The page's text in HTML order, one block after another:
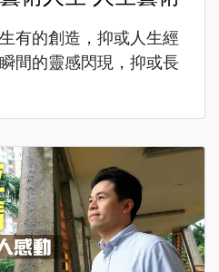
有的創造，抑或人生經
間的靈感閃現，抑或長